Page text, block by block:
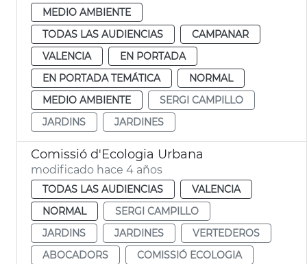
MEDIO AMBIENTE
TODAS LAS AUDIENCIAS
CAMPANAR
VALENCIA
EN PORTADA
EN PORTADA TEMÁTICA
NORMAL
MEDIO AMBIENTE
SERGI CAMPILLO
JARDINS
JARDINES
Comissió d'Ecologia Urbana
modificado hace 4 años
TODAS LAS AUDIENCIAS
VALENCIA
NORMAL
SERGI CAMPILLO
JARDINS
JARDINES
VERTEDEROS
ABOCADORS
COMISSIÓ ECOLOGIA